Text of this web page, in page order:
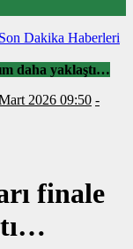
Dakika Haberleri
daha yaklaştı…
2026 09:50 -
finale